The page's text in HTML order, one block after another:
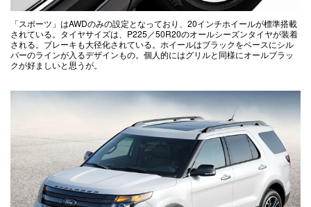
「スポーツ」はAWDのみの設定となっており、20インチホイールが標準搭載
されている。タイヤサイズは、P225／50R20のオールシーズンタイヤが装着
される。ブレーキも大径化されている。ホイールはブラックをベースにシル
バーのラインが入るデザインもの。個人的にはグリルと同様にオールブラッ
クが好ましいと思うが。